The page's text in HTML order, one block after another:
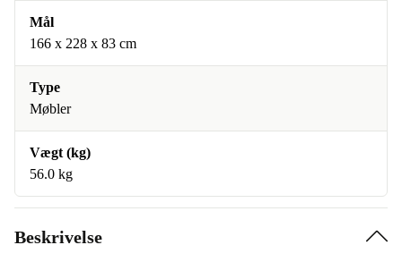
Mål
166 x 228 x 83 cm
Type
Møbler
Vægt (kg)
56.0 kg
Beskrivelse